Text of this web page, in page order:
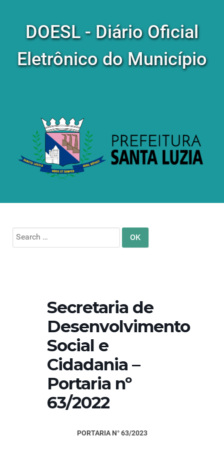
DOESL - Diário Oficial
Eletrônico do Município
Search
for:
Secretaria de
Desenvolvimento
Social e
Cidadania –
Portaria nº
63/2022
PORTARIA N° 63/2023